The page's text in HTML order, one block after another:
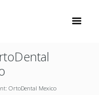
OrtoDental Mexico